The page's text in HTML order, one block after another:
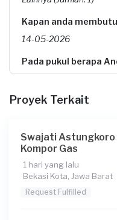
Kapan anda
14-05-2026
Pada pukul berapa
Berapa budget total
Transaksi)
Catatan
Proyek Terkait
Swajati
Kompor Gas
1 hari yang lalu
Bekasi Kota, Jawa Barat
Request Fulfilled